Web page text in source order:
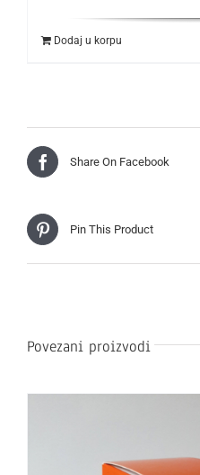
Dodaj u korpu
Share On Facebook
Pin This Product
Povezani proizvodi